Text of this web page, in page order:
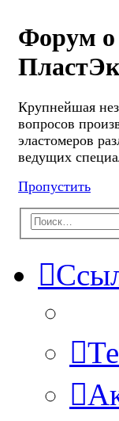
Форум о
Крупнейшая
вопросов
эластомеров
ведущих
Пропустить